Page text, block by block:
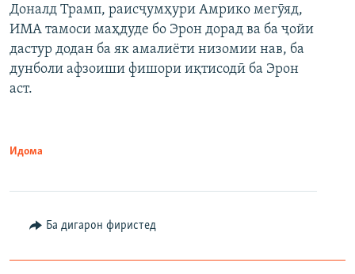
Доналд Трамп, раисҷумҳури Амрико мегӯяд,
ИМА тамоси маҳдуде бо Эрон дорад ва ба ҷойи
дастур додан ба як амалиёти низомии нав, ба
дунболи афзоиши фишори иқтисодӣ ба Эрон
аст.
Идома
Ба дигарон фиристед